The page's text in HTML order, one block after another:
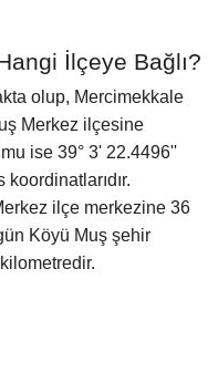
İlçeye Bağlı?
olup, Mercimekkale
Merkez ilçesine
ise 39° 3' 22.4496''
ilçe merkezine 36
Köyü Muş şehir